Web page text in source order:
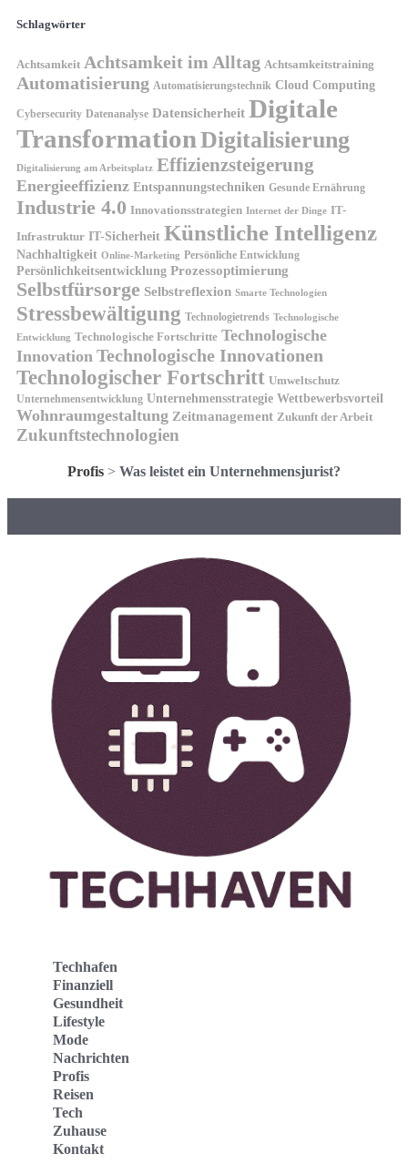
Schlagwörter
Achtsamkeit Achtsamkeit im Alltag Achtsamkeitstraining
Automatisierung Automatisierungstechnik Cloud Computing
Cybersecurity Datenanalyse Datensicherheit Digitale
TransformationDigitalisierung
Digitalisierung am Arbeitsplatz Effizienzsteigerung
Energieeffizienz Entspannungstechniken Gesunde Ernährung
Industrie 4.0 Innovationsstrategien Internet der Dinge IT-
Infrastruktur IT-Sicherheit Künstliche Intelligenz
Nachhaltigkeit Online-Marketing Persönliche Entwicklung
Persönlichkeitsentwicklung Prozessoptimierung
Selbstfürsorge Selbstreflexion Smarte Technologien
Stressbewältigung Technologietrends Technologische
Entwicklung Technologische Fortschritte Technologische
Innovation Technologische Innovationen
Technologischer Fortschritt Umweltschutz
Unternehmensentwicklung Unternehmensstrategie Wettbewerbsvorteil
Wohnraumgestaltung Zeitmanagement Zukunft der Arbeit
Zukunftstechnologien
Profis > Was leistet ein Unternehmensjurist?
Techhafen
Finanziell
Gesundheit
Lifestyle
Mode
Nachrichten
Profis
Reisen
Tech
Zuhause
Kontakt